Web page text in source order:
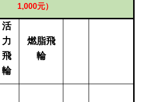
1,000元）
活
力
飛
輪
燃脂飛
輪